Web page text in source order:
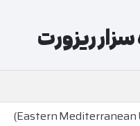
ریزورت